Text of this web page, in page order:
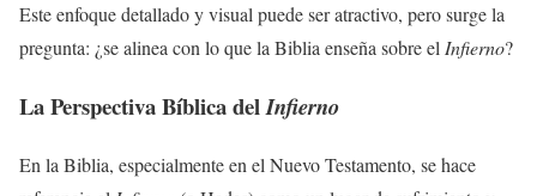
Este enfoque detallado y visual puede ser atractivo, pero surge la
pregunta: ¿se alinea con lo que la Biblia enseña sobre elInfierno?
La Perspectiva Bíblica delInfierno
En la Biblia, especialmente en el Nuevo Testamento, se hace